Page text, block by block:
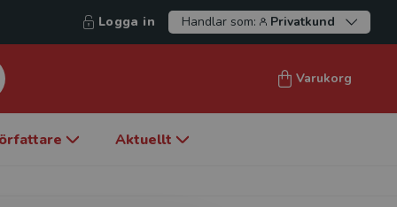
Logga in Handlar som: Privatkund
Varukorg
Aktuellt